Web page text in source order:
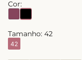
Cor:
Tamanho: 42
42
triangulo
º plus